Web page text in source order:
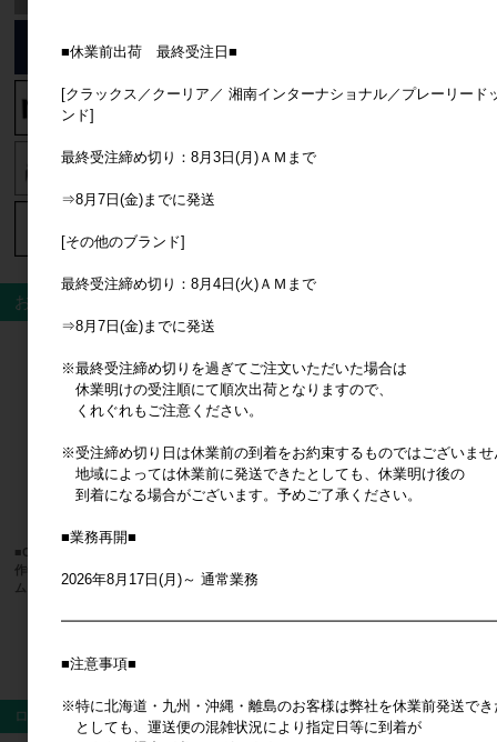
おすすめ商品
■CRUX(クラックス)■■2026SS 新
作■ たまごっち ぷくキラチャー
ムステッカー ふらわっち
メーカー希望小売価格
ログイン
■休業前出荷 最終受注日■
[クラックス／クーリア／ 湘南インターナショナル／プレーリード
ンド]
最終受注締め切り：8月3日(月)ＡＭまで
⇒8月7日(金)までに発送
[その他のブランド]
最終受注締め切り：8月4日(火)ＡＭまで
⇒8月7日(金)までに発送
※最終受注締め切りを過ぎてご注文いただいた場合は
休業明けの受注順にて順次出荷となりますので、
くれぐれもご注意ください。
※受注締め切り日は休業前の到着をお約束するものではございませ
地域によっては休業前に発送できたとしても、休業明け後の
到着になる場合がございます。予めご了承ください。
■業務再開■
2026年8月17日(月)～ 通常業務
■注意事項■
※特に北海道・九州・沖縄・離島のお客様は弊社を休業前発送でき
としても、運送便の混雑状況により指定日等に到着が